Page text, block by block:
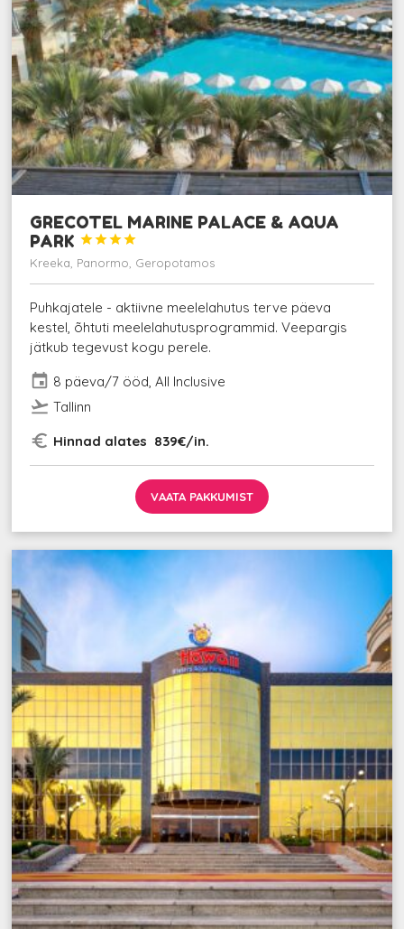
GRECOTEL MARINE PALACE & AQUA
PARK




Kreeka, Panormo, Geropotamos
Puhkajatele - aktiivne meelelahutus terve päeva
kestel, õhtuti meelelahutusprogrammid. Veepargis
jätkub tegevust kogu perele.
event 8 päeva/7 ööd, All Inclusive
flight_takeoff Tallinn
euro_symbol Hinnad alates 839€/in.
VAATA PAKKUMIST